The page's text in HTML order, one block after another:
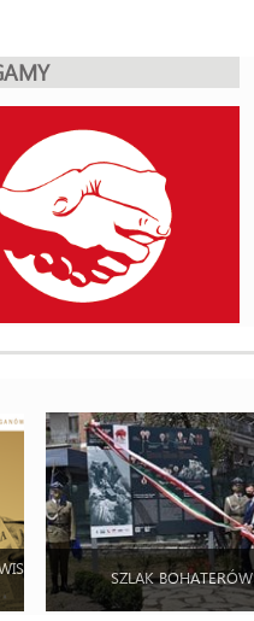
SZLAK BOHATERÓW